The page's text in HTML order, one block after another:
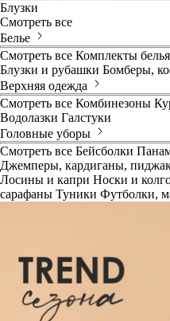
Блузки
Смотреть все
Белье
Смотреть все Комплекты белья
Блузки и рубашки Бомберы,
Верхняя одежда
Смотреть все Комбинезоны
Водолазки Галстуки
Головные уборы
Смотреть все Бейсболки
Джемперы, кардиганы,
Лосины и капри Носки и
сарафаны Туники Футболки,